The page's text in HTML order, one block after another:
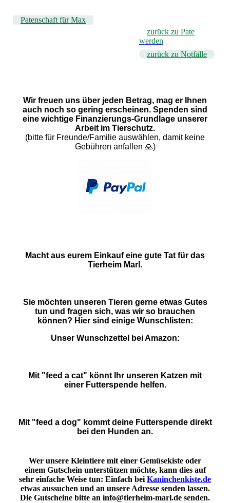
Patenschaft für Max
zurück zu Pate
werden
zurück zu Notfälle
Wir freuen uns über jeden Betrag, mag er Ihnen
auch noch so gering erscheinen. Spenden sind
eine wichtige Finanzierungs-Grundlage unserer
Arbeit im Tierschutz.
(bitte für Freunde/Familie auswählen, damit keine
Gebühren anfallen 🙏)
Macht aus eurem Einkauf eine gute Tat für das
Tierheim Marl.
Sie möchten unseren Tieren gerne etwas Gutes
tun und fragen sich, was wir so brauchen
können? Hier sind einige Wunschlisten:
Unser Wunschzettel bei Amazon:
Mit "feed a cat" könnt Ihr unseren Katzen mit
einer Futterspende helfen.
Mit "feed a dog" kommt deine Futterspende direkt
bei den Hunden an.
Wer unsere Kleintiere mit einer Gemüsekiste oder
einem Gutschein unterstützen möchte, kann dies auf
sehr einfache Weise tun: Einfach bei Kaninchenkiste.de
etwas aussuchen und an unsere Adresse senden lassen.
Die Gutscheine bitte an info@tierheim-marl.de senden.